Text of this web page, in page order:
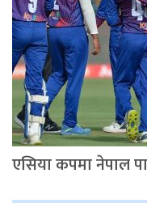
एसिया कपमा नेपाल